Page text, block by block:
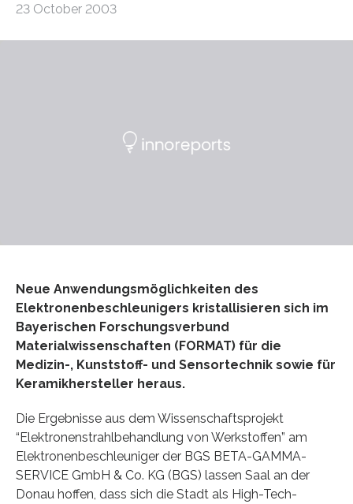
23 October 2003
Neue Anwendungsmöglichkeiten des
Elektronenbeschleunigers kristallisieren sich im
Bayerischen Forschungsverbund
Materialwissenschaften (FORMAT) für die
Medizin-, Kunststoff- und Sensortechnik sowie für
Keramikhersteller heraus.
Die Ergebnisse aus dem Wissenschaftsprojekt
“Elektronenstrahlbehandlung von Werkstoffen” am
Elektronenbeschleuniger der BGS BETA-GAMMA-
SERVICE GmbH & Co. KG (BGS) lassen Saal an der
Donau hoffen, dass sich die Stadt als High-Tech-